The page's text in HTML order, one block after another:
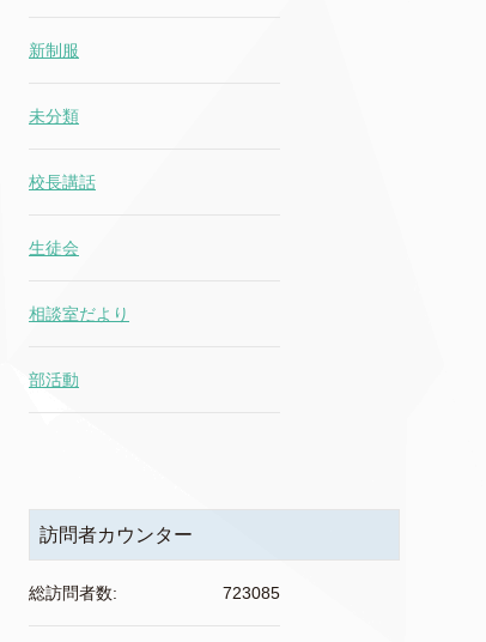
新制服
未分類
校長講話
生徒会
相談室だより
部活動
訪問者カウンター
723085
総訪問者数: